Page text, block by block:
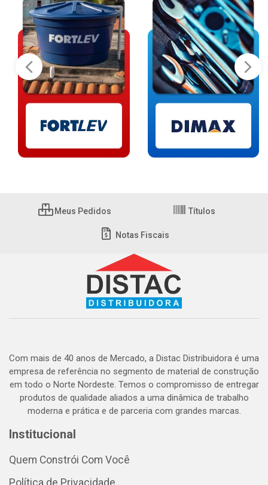
Meus Pedidos Títulos
Notas Fiscais
Com mais de 40 anos de Mercado, a Distac Distribuidora é uma
empresa de referência no segmento de material de construção
em todo o Norte Nordeste. Temos o compromisso de entregar
produtos de qualidade aliados a uma dinâmica de trabalho
moderna e prática e de parceria com grandes marcas.
Institucional
Quem Constrói Com Você
Política de Privacidade